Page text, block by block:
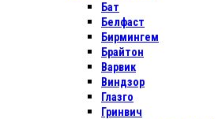
Бат
Белфаст
Бирмингем
Брайтон
Варвик
Виндзор
Глазго
Гринвич